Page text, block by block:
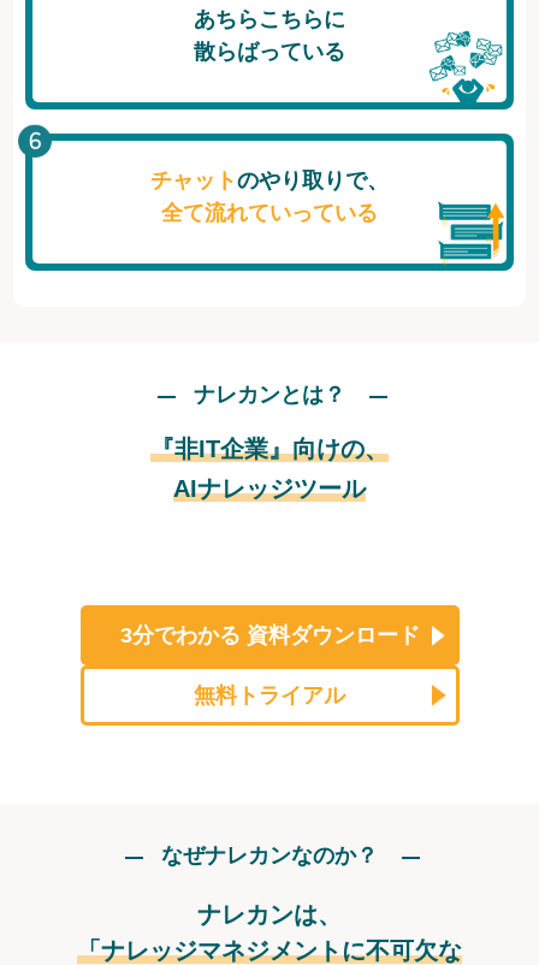
あちらこちらに
散らばっている
チャットのやり取りで、
全て流れていっている
ナレカンとは？
『非IT企業』向けの、
AIナレッジツール
3分でわかる 資料ダウンロード
無料トライアル
なぜナレカンなのか？
ナレカンは、
「ナレッジマネジメントに不可欠な